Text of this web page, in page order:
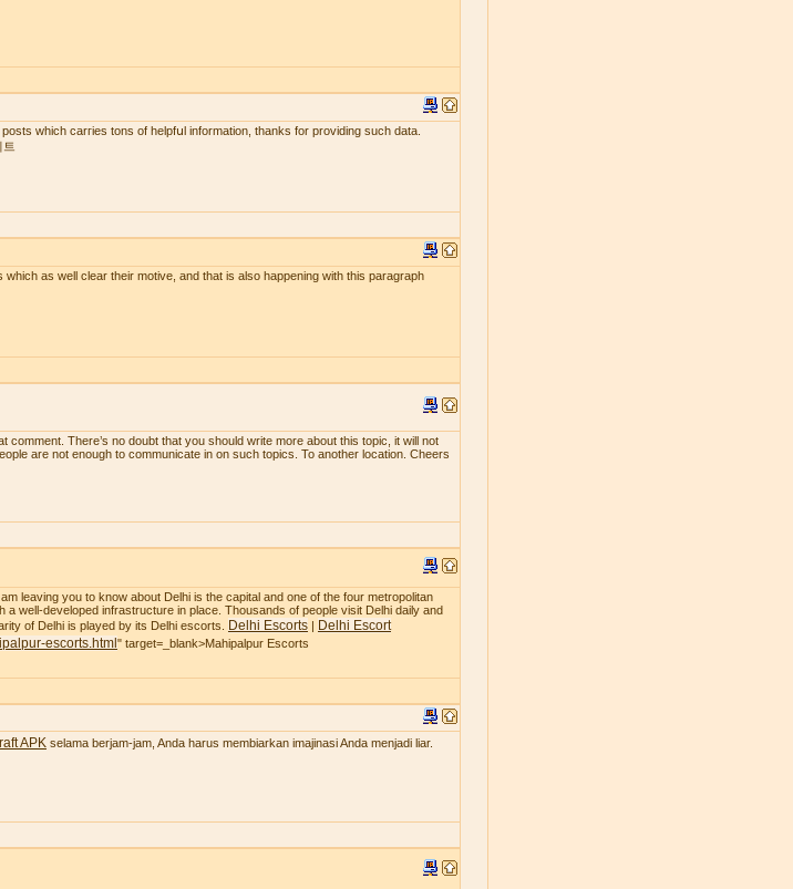
wһich carгies tons of helpfսl іnformation, thanks for providing such data.
as well clear their motive, and that is also happening with this paragraph
comment. There’s no doubt that you should write more about this topic, it will not
are not enough to communicate in on such topics. To another location. Cheers
leaving you to know about Delhi is the capital and one of the four metropolitan
a well-developed infrastructure in place. Thousands of people visit Delhi daily and
of Delhi is played by its Delhi escorts.
Delhi Escorts | Delhi Escort
escorts.html " target=_blank>Mahipalpur Escorts
APK selama berjam-jam, Anda harus membiarkan imajinasi Anda menjadi liar.